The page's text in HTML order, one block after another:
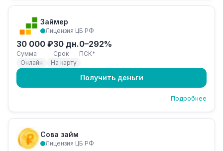
Займер
Лицензия ЦБ РФ
30 000 ₽
Сумма
30 дн.
Срок
0–292%
ПСК*
Онлайн
На карту
Получить деньги
Подробнее
Сова займ
Лицензия ЦБ РФ